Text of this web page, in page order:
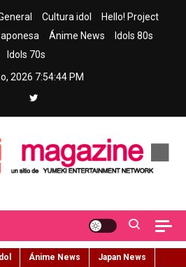
Cultura idol
Hello! Project
Ánime News
Idols 80s
Idols 70s
2026 7:54:45 PM
Ánime News
Japan News